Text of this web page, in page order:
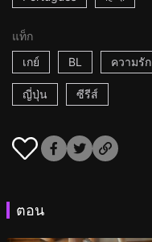
แท็ก
เกย์
BL ความรัก
ญี่ปุ่น ซีรีส์
ตอน